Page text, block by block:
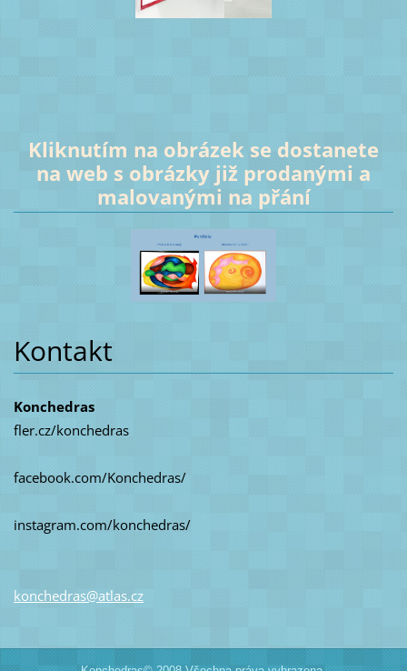
Kliknutím na obrázek se dostanete
na web s obrázky již prodanými a
malovanými na přání
Kontakt
Konchedras
fler.cz/konchedras
facebook.com/Konchedras/
instagram.com/konchedras/
konchedras@atlas.cz